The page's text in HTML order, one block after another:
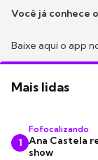
Você já conhece
Baixe aqui o app
Mais lidas
1
Fofocalizando
Ana Castela
show